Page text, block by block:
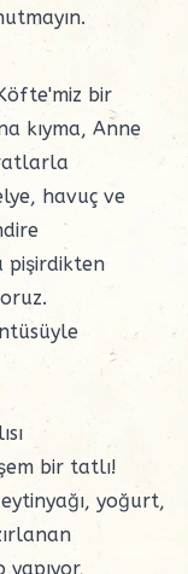
bir
kıyma, Anne
havuç ve
pişirdikten
bir tatlı!
yoğurt,